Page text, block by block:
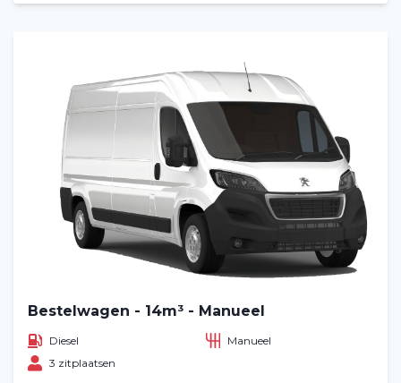
Bestelwagen - 14m³ - Manueel
Diesel
Manueel
3 zitplaatsen